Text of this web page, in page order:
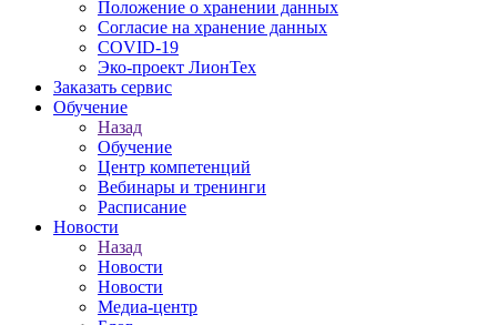
Положение о хранении данных
Согласие на хранение данных
COVID-19
Эко-проект ЛионТех
Заказать сервис
Обучение
Назад
Обучение
Центр компетенций
Вебинары и тренинги
Расписание
Новости
Назад
Новости
Новости
Медиа-центр